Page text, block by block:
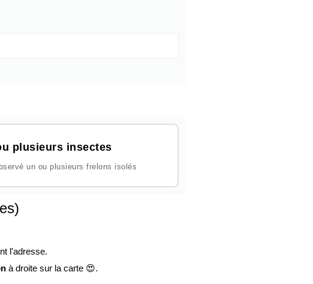
plusieurs insectes
un ou plusieurs frelons isolés
l'adresse.
à droite sur la carte 😍.